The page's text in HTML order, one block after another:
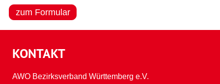
zum Formular
KONTAKT
AWO Bezirksverband Württemberg e.V.